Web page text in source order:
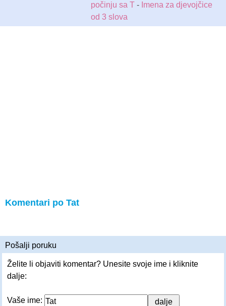
počinju sa T - Imena za djevojčice
od 3 slova
Komentari po Tat
Pošalji poruku
Želite li objaviti komentar? Unesite svoje ime i kliknite
dalje:
Vaše ime: